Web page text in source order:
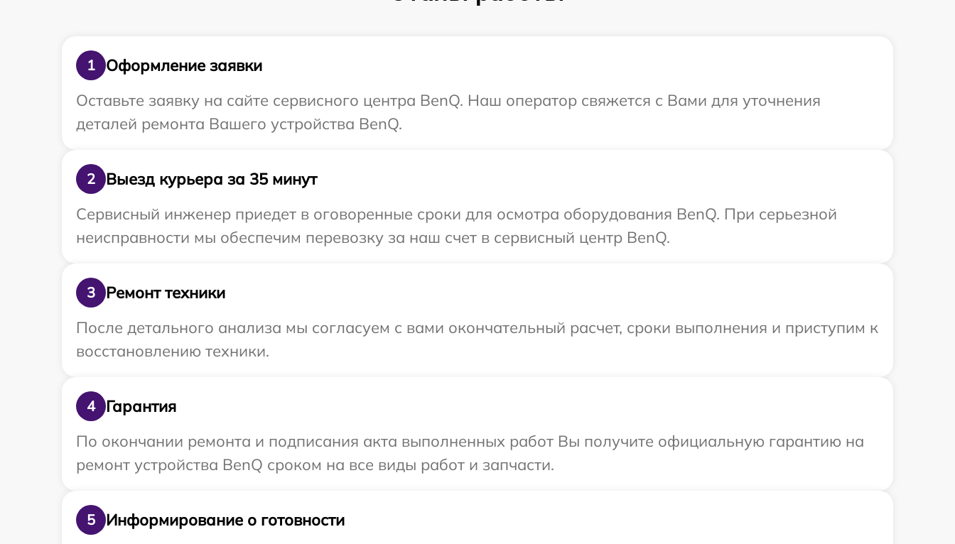
1
Оформление заявки
Оставьте заявку на сайте сервисного центра BenQ. Наш оператор свяжется с Вами для уточнения
деталей ремонта Вашего устройства BenQ.
2
Выезд курьера за 35 минут
Сервисный инженер приедет в оговоренные сроки для осмотра оборудования BenQ. При серьезной
неисправности мы обеспечим перевозку за наш счет в сервисный центр BenQ.
3
Ремонт техники
После детального анализа мы согласуем с вами окончательный расчет, сроки выполнения и приступим к
восстановлению техники.
4
Гарантия
По окончании ремонта и подписания акта выполненных работ Вы получите официальную гарантию на
ремонт устройства BenQ сроком на все виды работ и запчасти.
5
Информирование о готовности